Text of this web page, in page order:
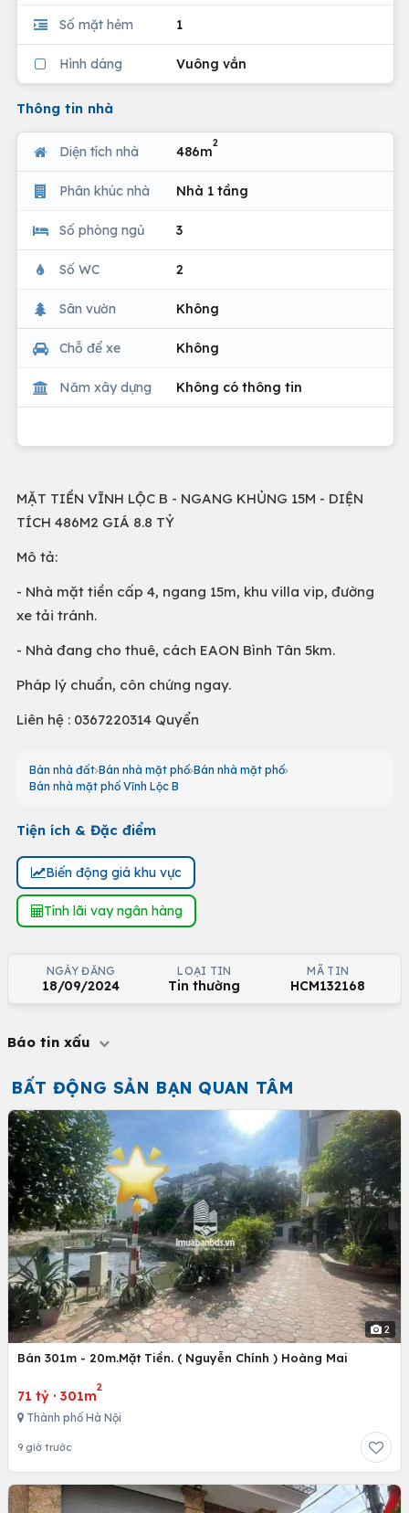
Số mặt hẻm 1
Hình dáng Vuông vắn
Thông tin nhà
Diện tích nhà 486m
2
Phân khúc nhà Nhà 1 tầng
Số phòng ngủ 3
Số WC 2
Sân vườn Không
Chỗ để xe Không
Năm xây dựng Không có thông tin
MẶT TIỀN VĨNH LỘC B - NGANG KHỦNG 15M - DIỆN
TÍCH 486M2 GIÁ 8.8 TỶ
Mô tả:
- Nhà mặt tiền cấp 4, ngang 15m, khu villa vip, đường
xe tải tránh.
- Nhà đang cho thuê, cách EAON Bình Tân 5km.
Pháp lý chuẩn, côn chứng ngay.
Liên hệ : 0367220314 Quyển
Bán nhà đất Bán nhà mặt phố Bán nhà mặt phố
Bán nhà mặt phố Vĩnh Lộc B
Tiện ích & Đặc điểm
Biến động giá khu vực
Tính lãi vay ngân hàng
NGÀY ĐĂNG
18/09/2024
LOẠI TIN
Tin thường
MÃ TIN
HCM132168
Báo tin xấu
BẤT ĐỘNG SẢN BẠN QUAN TÂM
2
Bán 301m - 20m.Mặt Tiền. ( Nguyễn Chính ) Hoàng Mai
71 tỷ · 301m
2
Thành phố Hà Nội
9 giờ trước